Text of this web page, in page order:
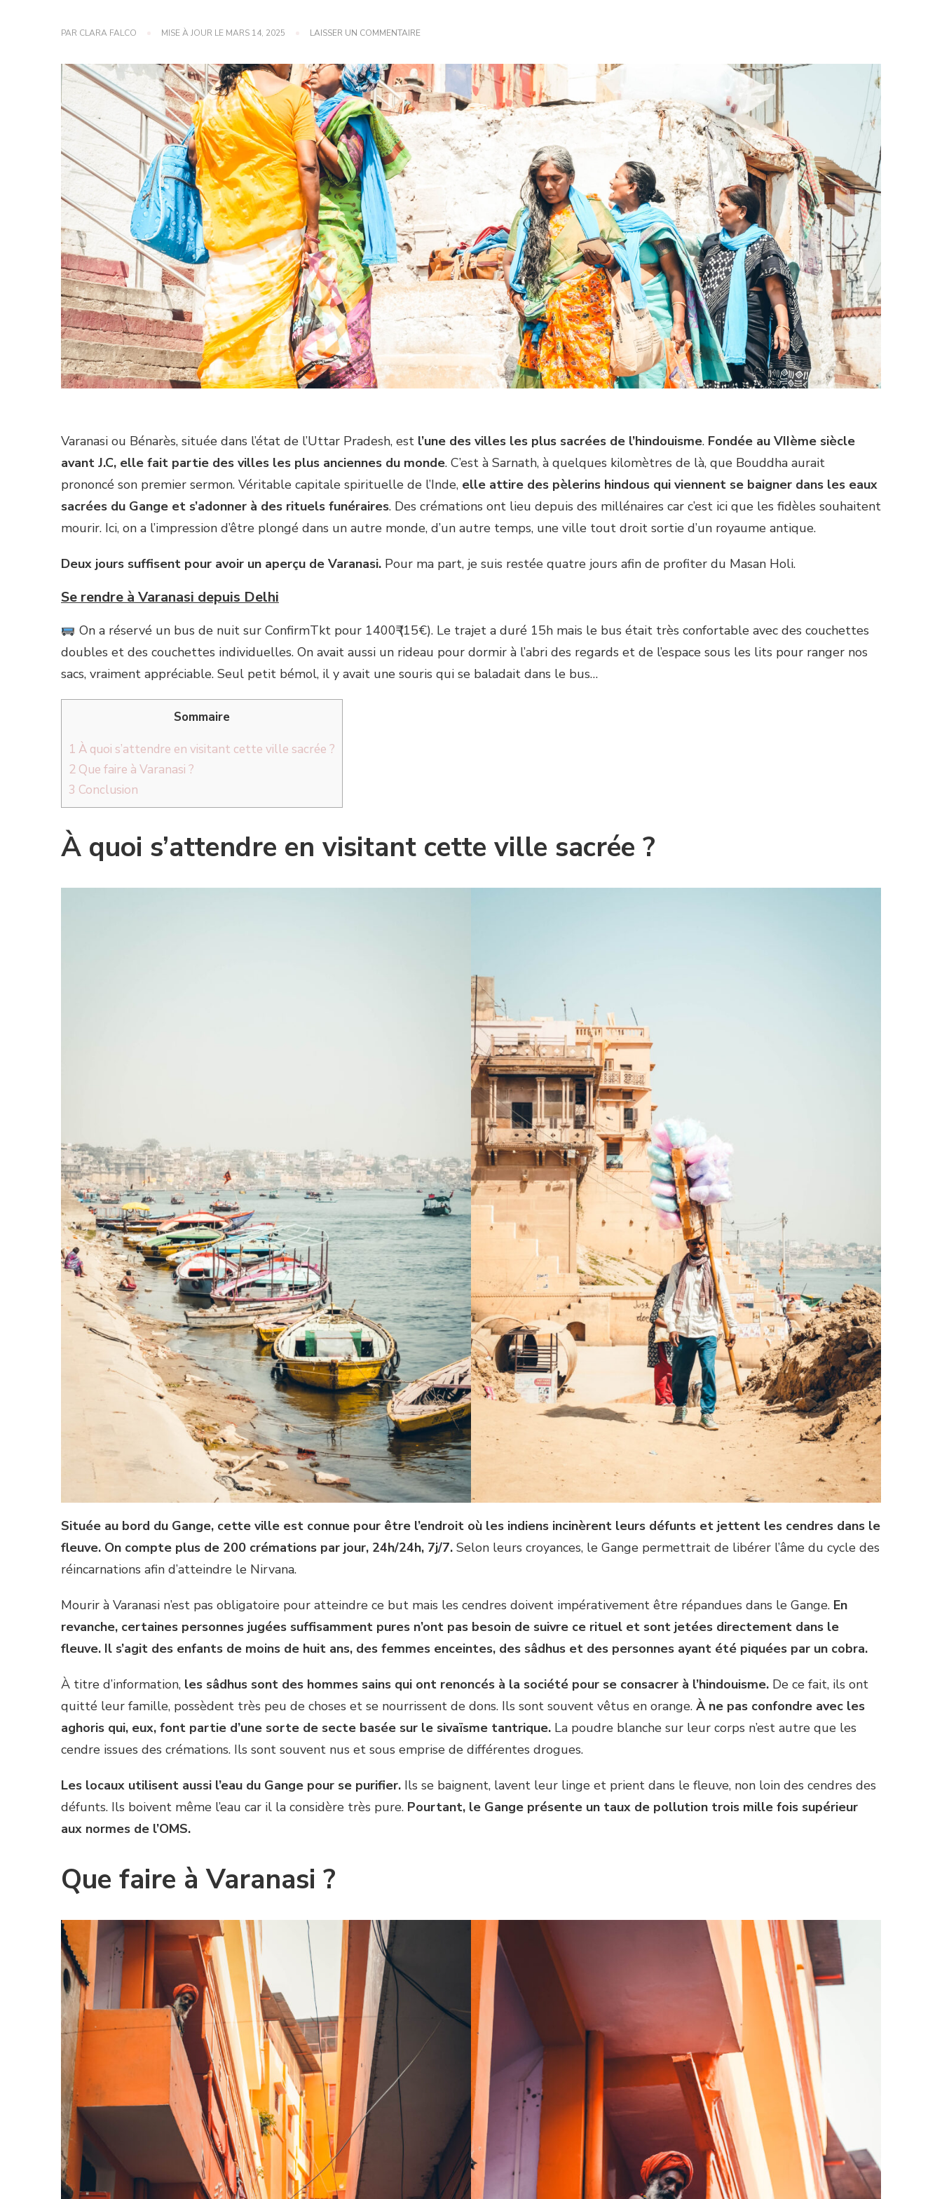
PAR CLARA FALCO MISE À JOUR LE MARS 14, 2025 LAISSER UN COMMENTAIRESUR
VILLE
SACRÉE
DE
L’INDE
Varanasi ou Bénarès, située dans l’état de l’Uttar Pradesh, est l’une des villes les plus sacrées de l’hindouisme. Fondée au VIIème siècle
avant J.C, elle fait partie des villes les plus anciennes du monde. C’est à Sarnath, à quelques kilomètres de là, que Bouddha aurait
prononcé son premier sermon. Véritable capitale spirituelle de l’Inde, elle attire des pèlerins hindous qui viennent se baigner dans les eaux
sacrées du Gange et s’adonner à des rituels funéraires. Des crémations ont lieu depuis des millénaires car c’est ici que les fidèles souhaitent
mourir. Ici, on a l’impression d’être plongé dans un autre monde, d’un autre temps, une ville tout droit sortie d’un royaume antique.
Deux jours suffisent pour avoir un aperçu de Varanasi. Pour ma part, je suis restée quatre jours afin de profiter du Masan Holi.
Se rendre à Varanasi depuis Delhi
On a réservé un bus de nuit sur ConfirmTkt pour 1400₹ (15€). Le trajet a duré 15h mais le bus était très confortable avec des couchettes
doubles et des couchettes individuelles. On avait aussi un rideau pour dormir à l’abri des regards et de l’espace sous les lits pour ranger nos
sacs, vraiment appréciable. Seul petit bémol, il y avait une souris qui se baladait dans le bus…
Sommaire
1 À quoi s’attendre en visitant cette ville sacrée ?
2 Que faire à Varanasi ?
3 Conclusion
À quoi s’attendre en visitant cette ville sacrée ?
Située au bord du Gange, cette ville est connue pour être l’endroit où les indiens incinèrent leurs défunts et jettent les cendres dans le
fleuve. On compte plus de 200 crémations par jour, 24h/24h, 7j/7. Selon leurs croyances, le Gange permettrait de libérer l’âme du cycle des
réincarnations afin d’atteindre le Nirvana.
Mourir à Varanasi n’est pas obligatoire pour atteindre ce but mais les cendres doivent impérativement être répandues dans le Gange. En
revanche, certaines personnes jugées suffisamment pures n’ont pas besoin de suivre ce rituel et sont jetées directement dans le
fleuve. Il s’agit des enfants de moins de huit ans, des femmes enceintes, des sâdhus et des personnes ayant été piquées par un cobra.
À titre d’information, les sâdhus sont des hommes sains qui ont renoncés à la société pour se consacrer à l’hindouisme. De ce fait, ils ont
quitté leur famille, possèdent très peu de choses et se nourrissent de dons. Ils sont souvent vêtus en orange. À ne pas confondre avec les
aghoris qui, eux, font partie d’une sorte de secte basée sur le sivaïsme tantrique. La poudre blanche sur leur corps n’est autre que les
cendre issues des crémations. Ils sont souvent nus et sous emprise de différentes drogues.
Les locaux utilisent aussi l’eau du Gange pour se purifier. Ils se baignent, lavent leur linge et prient dans le fleuve, non loin des cendres des
défunts. Ils boivent même l’eau car il la considère très pure. Pourtant, le Gange présente un taux de pollution trois mille fois supérieur
aux normes de l’OMS.
Que faire à Varanasi ?